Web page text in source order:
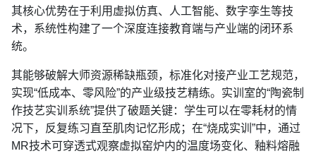
其核心优势在于利用虚拟仿真、人工智能、数字孪生等技
术，系统性构建了一个深度连接教育端与产业端的闭环系
统。
其能够破解大师资源稀缺瓶颈，标准化对接产业工艺规范，
实现“低成本、零风险”的产业级技艺精练。实训室的“陶瓷制
作技艺实训系统”提供了破题关键：学生可以在零耗材的情
况下，反复练习直至肌肉记忆形成；在“烧成实训”中，通过
MR技术可穿透式观察虚拟窑炉内的温度场变化、釉料熔融